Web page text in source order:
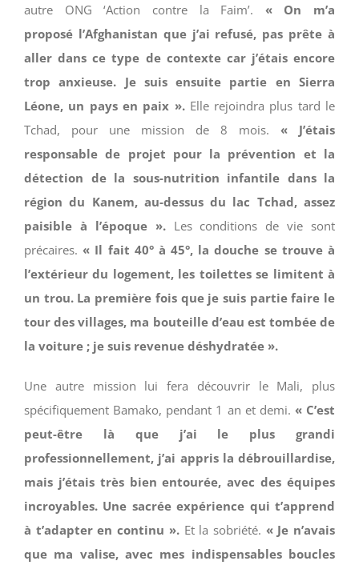
autre ONG ‘Action contre la Faim’. « On m’a
proposé l’Afghanistan que j’ai refusé, pas prête à
aller dans ce type de contexte car j’étais encore
trop anxieuse. Je suis ensuite partie en Sierra
Léone, un pays en paix ».Elle rejoindra plus tard le
Tchad, pour une mission de 8 mois. « J’étais
responsable de projet pour la prévention et la
détection de la sous-nutrition infantile dans la
région du Kanem, au-dessus du lac Tchad, assez
paisible à l’époque ».Les conditions de vie sont
précaires.« Il fait 40° à 45°, la douche se trouve à
l’extérieur du logement, les toilettes se limitent à
un trou. La première fois que je suis partie faire le
tour des villages, ma bouteille d’eau est tombée de
la voiture ; je suis revenue déshydratée ».
Une autre mission lui fera découvrir le Mali, plus
spécifiquement Bamako, pendant 1 an et demi. « C’est
peut-être là que j’ai le plus grandi
professionnellement, j’ai appris la débrouillardise,
mais j’étais très bien entourée, avec des équipes
incroyables. Une sacrée expérience qui t’apprend
à t’adapter en continu ».Et la sobriété. « Je n’avais
que ma valise, avec mes indispensables boucles